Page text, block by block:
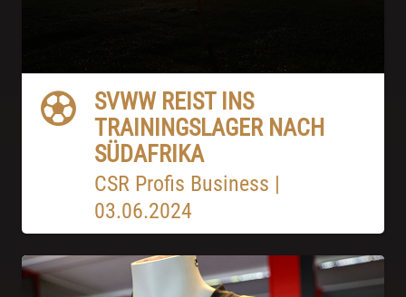
SVWW REIST INS
TRAININGSLAGER NACH
SÜDAFRIKA
CSR Profis Business |
03.06.2024